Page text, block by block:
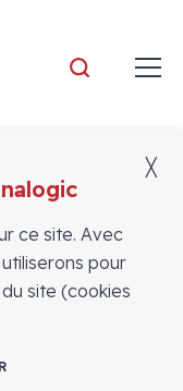
ce site. Avec
pour
site (cookies
╳